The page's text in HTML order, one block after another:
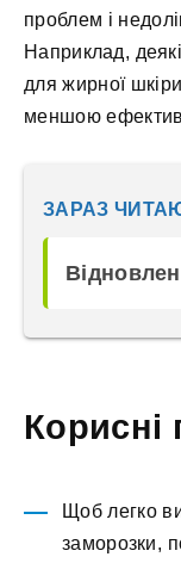
проблем і
Наприклад,
для жирної
меншою
ЗАРАЗ
Корисні
Щоб легко
заморозки,